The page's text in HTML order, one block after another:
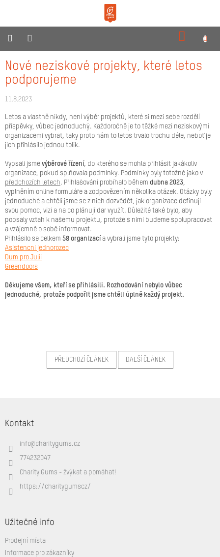
O
nás
Produkty
Reklamní
dárky
Pro
prodejce
Neziskovky
Novinky
Značky
Přihlášení
Nové neziskové projekty, které letos
podporujeme
11.8.2023
Letos a vlastně nikdy, není výběr projektů, které si mezi sebe rozdělí
příspěvky, vůbec jednoduchý. Každoročně je to těžké mezi neziskovými
organizacemi vybrat, taky proto nám to letos trvalo trochu déle, neboť je
jich přihlásilo jednou tolik.
Vypsali jsme výběrové řízení, do kterého se mohla přihlásit jakákoliv
organizace, pokud splňovala podmínky. Podmínky byly totožné jako v
předchozích letech. Přihlašování probíhalo během dubna 2023,
vyplněním online formuláře a zodpovězením několika otázek. Otázky byly
jednoduché a chtěli jsme se z nich dozvědět, jak organizace definují
svou pomoc, vizi a na co plánují dar využít. Důležité také bylo, aby
popsaly vztah k našemu projektu, protože s nimi budeme spolupracovat
a vzájemně o sobě informovat.
Přihlásilo se celkem 58 organizací a vybrali jsme tyto projekty:
Asistencni jednorozec
Dum pro Julii
Greendoors
Děkujeme všem, kteří se přihlásili. Rozhodování nebylo vůbec
jednoduché, protože podpořit jsme chtěli úplně každý projekt.
PŘEDCHOZÍ ČLÁNEK DALŠÍ ČLÁNEK
Kontakt
info@ charitygums.cz
774232047
Charity Gums - žvýkat a pomáhat!
https://charitygumscz/
Užitečné info
Prodejní místa
Informace pro zákazníky